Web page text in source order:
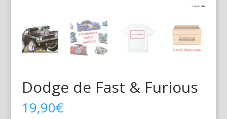
Dodge de Fast & Furious
19,90€